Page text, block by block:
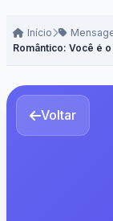
Início
Romântico: Você é o
Voltar